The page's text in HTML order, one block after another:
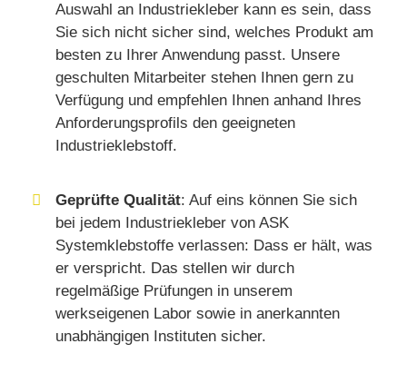
Auswahl an Industriekleber kann es sein, dass
Sie sich nicht sicher sind, welches Produkt am
besten zu Ihrer Anwendung passt. Unsere
geschulten Mitarbeiter stehen Ihnen gern zu
Verfügung und empfehlen Ihnen anhand Ihres
Anforderungsprofils den geeigneten
Industrieklebstoff.
Geprüfte Qualität: Auf eins können Sie sich
bei jedem Industriekleber von ASK
Systemklebstoffe verlassen: Dass er hält, was
er verspricht. Das stellen wir durch
regelmäßige Prüfungen in unserem
werkseigenen Labor sowie in anerkannten
unabhängigen Instituten sicher.